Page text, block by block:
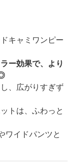
キャミワンピー
ー効果で、より
、広がりすぎず
トは、ふわっと
ワイドパンツと